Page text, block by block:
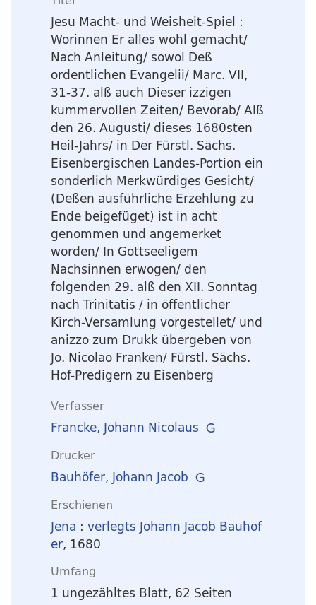
Jesu Macht- und Weisheit-Spiel :
Worinnen Er alles wohl gemacht/
Nach Anleitung/ sowol Deß
ordentlichen Evangelii/ Marc. VII,
31-37. alß auch Dieser izzigen
kummervollen Zeiten/ Bevorab/ Alß
den 26. Augusti/ dieses 1680sten
Heil-Jahrs/ in Der Fürstl. Sächs.
Eisenbergischen Landes-Portion ein
sonderlich Merkwürdiges Gesicht/
(Deßen ausführliche Erzehlung zu
Ende beigefüget) ist in acht
genommen und angemerket
worden/ In Gottseeligem
Nachsinnen erwogen/ den
folgenden 29. alß den XII. Sonntag
nach Trinitatis / in öffentlicher
Kirch-Versamlung vorgestellet/ und
anizzo zum Drukk übergeben von
Jo. Nicolao Franken/ Fürstl. Sächs.
Hof-Predigern zu Eisenberg
Verfasser
Francke, Johann Nicolaus
Drucker
Bauhöfer, Johann Jacob
Erschienen
Jena : verlegts Johann Jacob Bauhof
er, 1680
Umfang
1 ungezähltes Blatt, 62 Seiten